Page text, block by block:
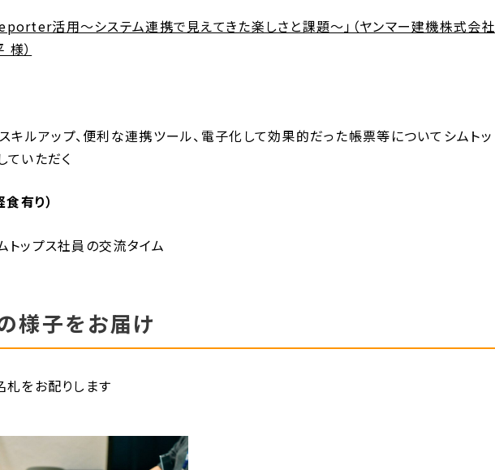
活用～システム連携で見えてきた楽しさと課題～」（ヤンマー建機株式会社
）
ルアップ、便利な連携ツール、電子化して効果的だった帳票等についてシムトッ
ていただく
有り）
トップス社員の交流タイム
様子をお届け
をお配りします